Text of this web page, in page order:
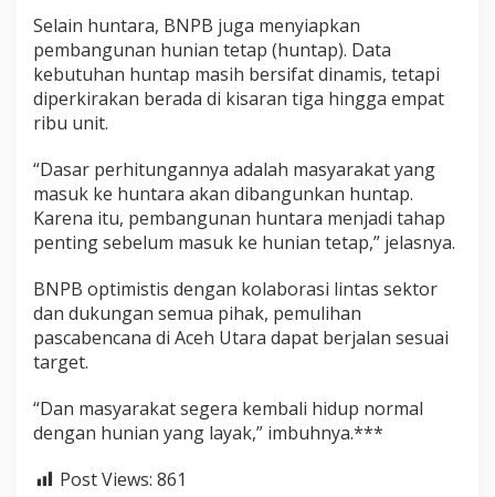
Selain huntara, BNPB juga menyiapkan
pembangunan hunian tetap (huntap). Data
kebutuhan huntap masih bersifat dinamis, tetapi
diperkirakan berada di kisaran tiga hingga empat
ribu unit.
“Dasar perhitungannya adalah masyarakat yang
masuk ke huntara akan dibangunkan huntap.
Karena itu, pembangunan huntara menjadi tahap
penting sebelum masuk ke hunian tetap,” jelasnya.
BNPB optimistis dengan kolaborasi lintas sektor
dan dukungan semua pihak, pemulihan
pascabencana di Aceh Utara dapat berjalan sesuai
target.
“Dan masyarakat segera kembali hidup normal
dengan hunian yang layak,” imbuhnya.***
Post Views: 861